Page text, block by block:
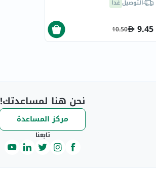
التوصيلغداً
9.45
10.50
نحن هنا لمساعدتك!
مركز المساعدة
تابعنا